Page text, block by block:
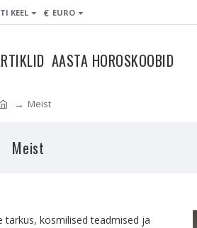
KEEL € EURO
AASTA HOROSKOOBID
Meist
Meist
tarkus, kosmilised teadmised ja